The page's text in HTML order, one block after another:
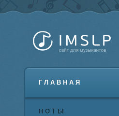
ГЛАВНАЯ
НОТЫ